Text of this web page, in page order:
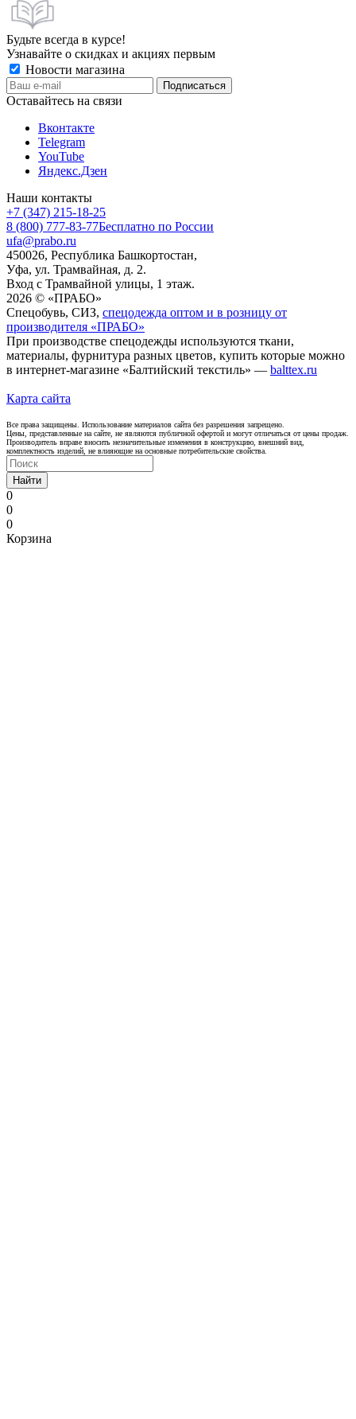
Будьте всегда в курсе!
Узнавайте о скидках и акциях первым
Новости магазина
Оставайтесь на связи
Вконтакте
Telegram
YouTube
Яндекс.Дзен
Наши контакты
+7 (347) 215-18-25
8 (800) 777-83-77Бесплатно по России
ufa@prabo.ru
450026, Республика Башкортостан,
Уфа, ул. Трамвайная, д. 2.
Вход с Трамвайной улицы, 1 этаж.
2026 © «ПРАБО»
Спецобувь, СИЗ, спецодежда оптом и в розницу от
производителя «ПРАБО»
При производстве спецодежды используются ткани,
материалы, фурнитура разных цветов, купить которые можно
в интернет-магазине «Балтийский текстиль» — balttex.ru
Карта сайта
Все права защищены. Использование материалов сайта без разрешения запрещено.
Цены, представленные на сайте, не являются публичной офертой и могут отличаться от цены продаж.
Производитель вправе вносить незначительные изменения в конструкцию, внешний вид,
комплектность изделий, не влияющие на основные потребительские свойства.
Найти
0
0
0
Корзина